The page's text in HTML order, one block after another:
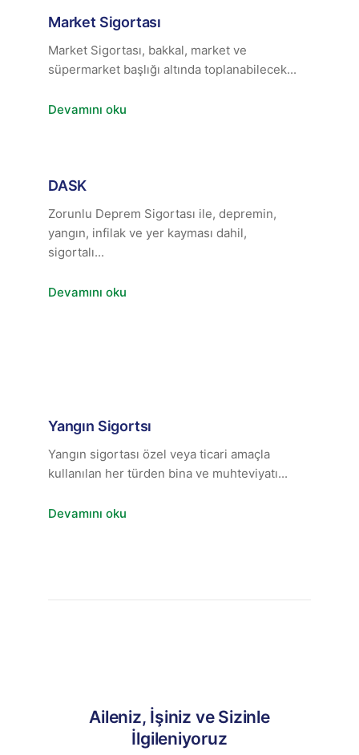
Market Sigortası
Market Sigortası, bakkal, market ve
süpermarket başlığı altında toplanabilecek...
Devamını oku
DASK
Zorunlu Deprem Sigortası ile, depremin,
yangın, infilak ve yer kayması dahil,
sigortalı...
Devamını oku
Yangın Sigortsı
Yangın sigortası özel veya ticari amaçla
kullanılan her türden bina ve muhteviyatı...
Devamını oku
Aileniz, İşiniz ve Sizinle
İlgileniyoruz